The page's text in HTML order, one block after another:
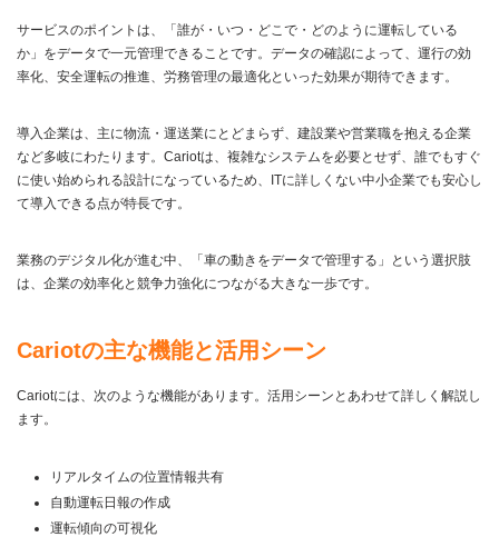
サービスのポイントは、「誰が・いつ・どこで・どのように運転している
か」をデータで一元管理できることです。データの確認によって、運行の効
率化、安全運転の推進、労務管理の最適化といった効果が期待できます。
導入企業は、主に物流・運送業にとどまらず、建設業や営業職を抱える企業
など多岐にわたります。Cariotは、複雑なシステムを必要とせず、誰でもすぐ
に使い始められる設計になっているため、ITに詳しくない中小企業でも安心し
て導入できる点が特長です。
業務のデジタル化が進む中、「車の動きをデータで管理する」という選択肢
は、企業の効率化と競争力強化につながる大きな一歩です。
Cariotの主な機能と活用シーン
Cariotには、次のような機能があります。活用シーンとあわせて詳しく解説し
ます。
リアルタイムの位置情報共有
自動運転日報の作成
運転傾向の可視化